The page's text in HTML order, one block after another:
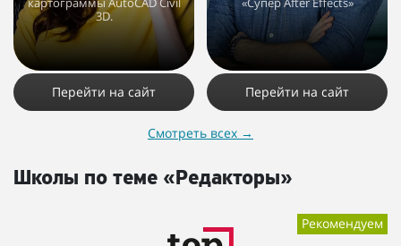
3D.
Перейти на сайт
8869 2
Перейти на сайт
Смотреть всех →
Школы по теме «Редакторы»
Рекомендуем